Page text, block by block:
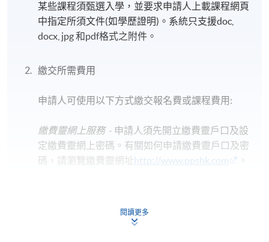
某些課程須甄選入學，並要求申請人上載課程網頁
中指定所須文件(如學歷證明)。系統只支援doc,
docx, jpg 和pdf格式之附件。
繳交所需費用
申請人可使用以下方式繳交報名費或課程費用:
繳費靈網上服務- 申請人須先開立繳費靈戶口及設
定繳費靈網上密碼。有關如何申請繳費靈戶口及密
碼，請瀏覽繳費靈網址http://www.ppshk.com
Mastercard卡」）繳付學費。
閱讀更多